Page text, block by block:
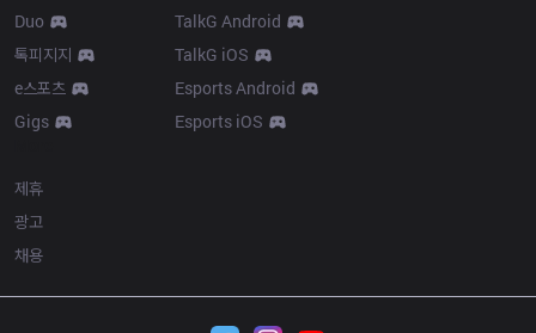
Duo
톡피지지
e스포츠
Gigs
TalkG Android
TalkG iOS
Esports Android
Esports iOS
제휴
광고
채용